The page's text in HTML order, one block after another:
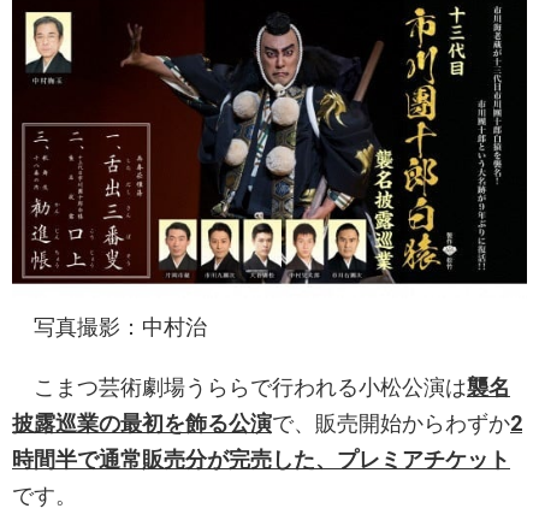
写真撮影：中村治
こまつ芸術劇場うららで行われる小松公演は襲名
披露巡業の最初を飾る公演で、販売開始からわずか2
時間半で通常販売分が完売した、プレミアチケット
です。